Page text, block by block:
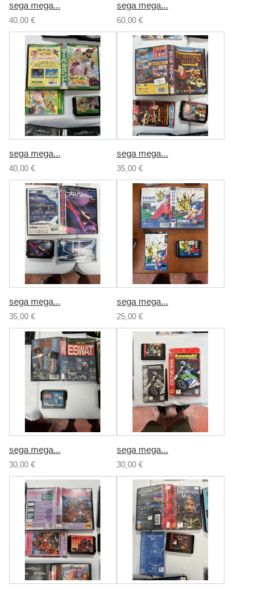
sega mega...
40,00 €
sega mega...
60,00 €
sega mega...
40,00 €
sega mega...
35,00 €
sega mega...
35,00 €
sega mega...
25,00 €
sega mega...
30,00 €
sega mega...
30,00 €